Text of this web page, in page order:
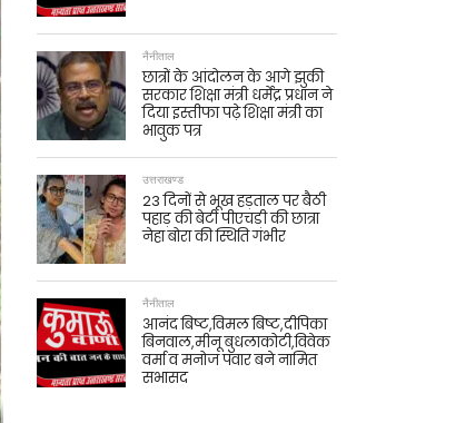
नैनीताल
छात्रों के आंदोलन के आगे झुकी
सरकार शिक्षा मंत्री धर्मेंद्र प्रधान ने
दिया इस्तीफा पढ़े शिक्षा मंत्री का
भावुक पत्र
उत्तराखण्ड
23 दिनों से भूख हड़ताल पर बैठी
पहाड़ की बेटी पीएचडी की छात्रा
नेहा बोरा की स्थिति गंभीर
नैनीताल
आनंद बिष्ट,विमल बिष्ट,दीपिका
बिनवाल,मीनू बुधलाकोटी,विवेक
वर्मा व मनोज पंवार बने नामित
सभासद